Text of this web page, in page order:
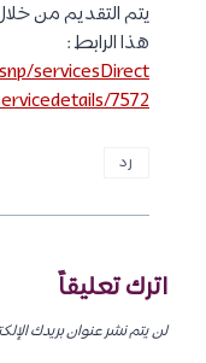
يتم التقديم من
هذا الرابط :
servicesDirect
7572
رد
اترك تعليقاً
لن يتم نشر عنوان بريدك